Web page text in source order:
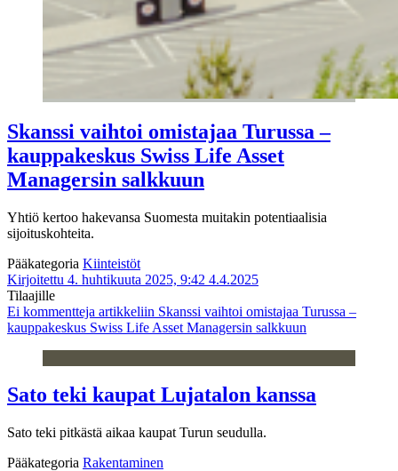
Skanssi vaihtoi omistajaa Turussa –
kauppakeskus Swiss Life Asset
Managersin salkkuun
Yhtiö kertoo hakevansa Suomesta muitakin potentiaalisia
sijoituskohteita.
Pääkategoria Kiinteistöt
Kirjoitettu 4. huhtikuuta 2025, 9:42 4.4.2025
Tilaajille
Ei kommentteja artikkeliin Skanssi vaihtoi omistajaa Turussa –
kauppakeskus Swiss Life Asset Managersin salkkuun
Sato teki kaupat Lujatalon kanssa
Sato teki pitkästä aikaa kaupat Turun seudulla.
Pääkategoria Rakentaminen